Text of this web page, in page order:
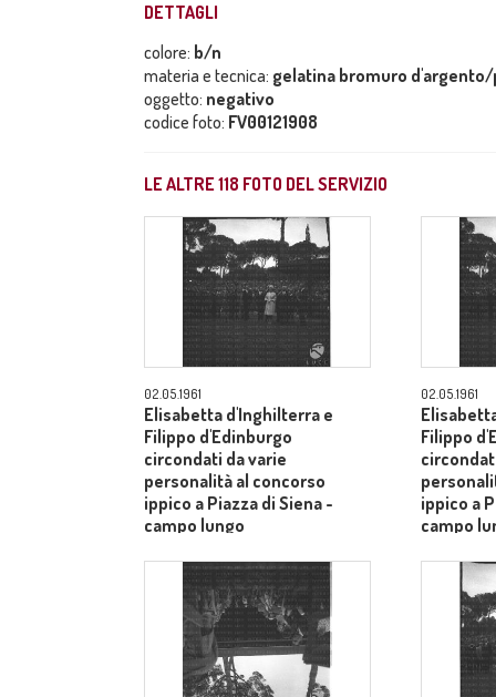
DETTAGLI
colore: b/n
materia e tecnica: gelatina bromuro
oggetto: negativo
codice foto: FV00121908
LE ALTRE118 FOTO DEL SERVIZIO
02.05.1961
Elisabetta d'Inghilterra e
Filippo d'Edinburgo
circondati da varie
personalità al concorso
ippico a Piazza di Siena -
campo lungo
02.05.1961
Filippo
ippico a
campo